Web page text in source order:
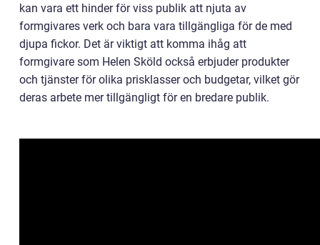
kan vara ett hinder för viss publik att njuta av
formgivares verk och bara vara tillgängliga för de med
djupa fickor. Det är viktigt att komma ihåg att
formgivare som Helen Sköld också erbjuder produkter
och tjänster för olika prisklasser och budgetar, vilket gör
deras arbete mer tillgängligt för en bredare publik.